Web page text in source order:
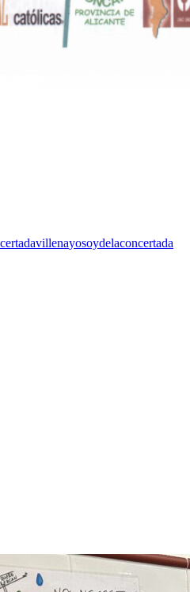
villenayosoydelaconcertada